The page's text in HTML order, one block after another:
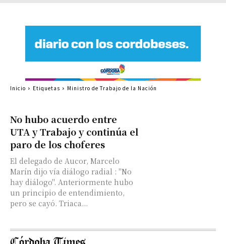
No hubo acuerdo entre
UTA y Trabajo y continúa el
paro de los choferes
El delegado de Aucor, Marcelo
Marín dijo vía diálogo radial : "No
hay diálogo". Anteriormente hubo
un principio de entendimiento,
pero se cayó. Triaca...
Inicio Etiquetas Ministro de Trabajo de la Nación